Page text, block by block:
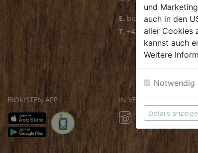
E.
T. +43 7272 4859 70
BIOKISTEN APP IN VERBINDUNG
und
auch in den
aller Cookies
kannst auch
Weitere
Notwendig
Details